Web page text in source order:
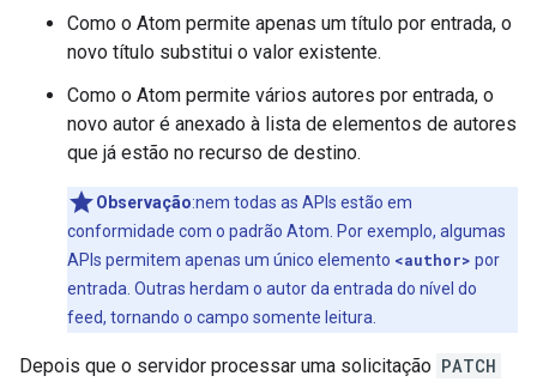
Como o Atom permite apenas um título por entrada, o
novo título substitui o valor existente.
Como o Atom permite vários autores por entrada, o
novo autor é anexado à lista de elementos de autores
que já estão no recurso de destino.
Observação:nem todas as APIs estão em
conformidade com o padrão Atom. Por exemplo, algumas
APIs permitem apenas um único elemento <author> por
entrada. Outras herdam o autor da entrada do nível do
feed, tornando o campo somente leitura.
Depois que o servidor processar uma solicitação PATCH